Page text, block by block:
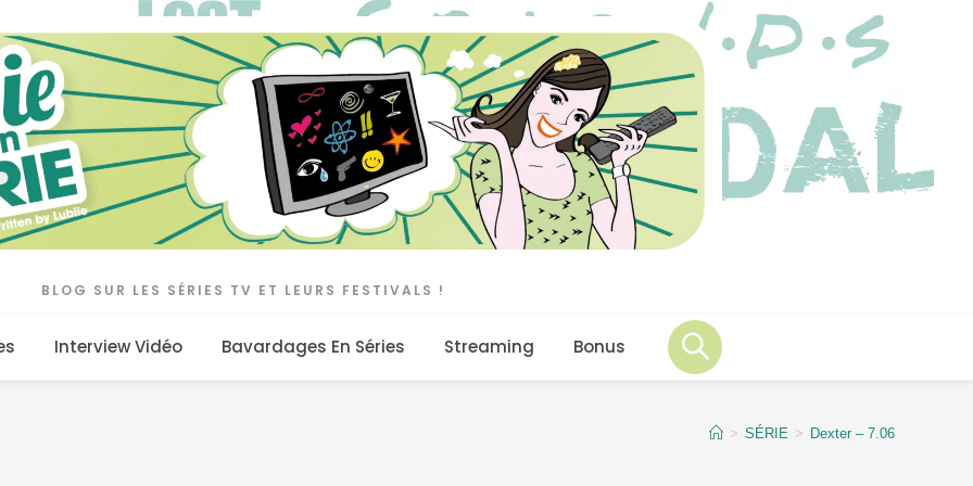
BLOG SUR LES SÉRIES TV ET LEURS FESTIVALS !
Interview Vidéo Bavardages En Séries Streaming Bonus
> SÉRIE > Dexter – 7.06